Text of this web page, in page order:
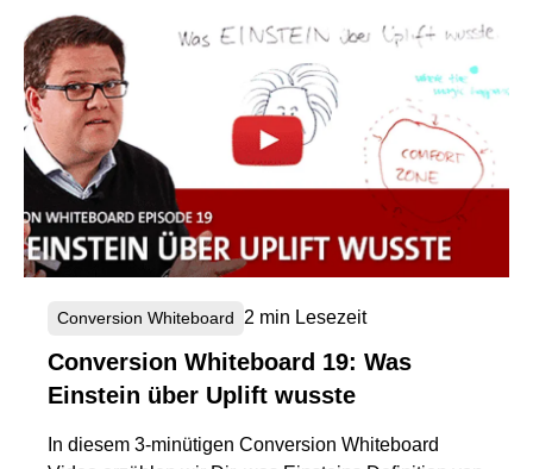
Conversion Whiteboard 2 min Lesezeit
Conversion Whiteboard 19: Was
Einstein über Uplift wusste
In diesem 3-minütigen Conversion Whiteboard